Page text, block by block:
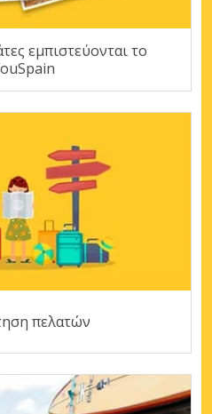
εμπιστεύονται το
πελατών